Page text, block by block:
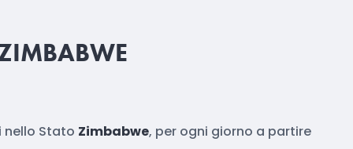
nello Stato Zimbabwe, per ogni giorno a partire